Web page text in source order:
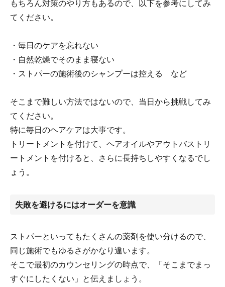
もちろん対策のやり方もあるので、以下を参考にしてみ
てください。
・毎日のケアを忘れない
・自然乾燥でそのまま寝ない
・ストパーの施術後のシャンプーは控える など
そこまで難しい方法ではないので、当日から挑戦してみ
てください。
特に毎日のヘアケアは大事です。
トリートメントを付けて、ヘアオイルやアウトバストリ
ートメントを付けると、さらに長持ちしやすくなるでし
ょう。
失敗を避けるにはオーダーを意識
ストパーといってもたくさんの薬剤を使い分けるので、
同じ施術でもゆるさがかなり違います。
そこで最初のカウンセリングの時点で、「そこまでまっ
すぐにしたくない」と伝えましょう。